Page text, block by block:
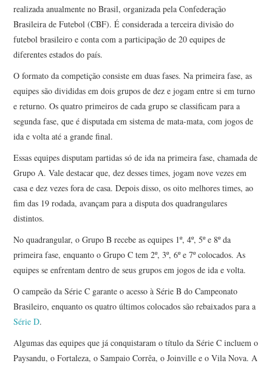
realizada anualmente no Brasil, organizada pela Confederação
Brasileira de Futebol (CBF). É considerada a terceira divisão do
futebol brasileiro e conta com a participação de 20 equipes de
diferentes estados do país.
O formato da competição consiste em duas fases. Na primeira fase, as
equipes são divididas em dois grupos de dez e jogam entre si em turno
e returno. Os quatro primeiros de cada grupo se classificam para a
segunda fase, que é disputada em sistema de mata-mata, com jogos de
ida e volta até a grande final.
Essas equipes disputam partidas só de ida na primeira fase, chamada de
Grupo A. Vale destacar que, dez desses times, jogam nove vezes em
casa e dez vezes fora de casa. Depois disso, os oito melhores times, ao
fim das 19 rodada, avançam para a disputa dos quadrangulares
distintos.
No quadrangular, o Grupo B recebe as equipes 1º, 4º, 5º e 8º da
primeira fase, enquanto o Grupo C tem 2º, 3º, 6º e 7º colocados. As
equipes se enfrentam dentro de seus grupos em jogos de ida e volta.
O campeão da Série C garante o acesso à Série B do Campeonato
Brasileiro, enquanto os quatro últimos colocados são rebaixados para a
Série D.
Algumas das equipes que já conquistaram o título da Série C incluem o
Paysandu, o Fortaleza, o Sampaio Corrêa, o Joinville e o Vila Nova. A